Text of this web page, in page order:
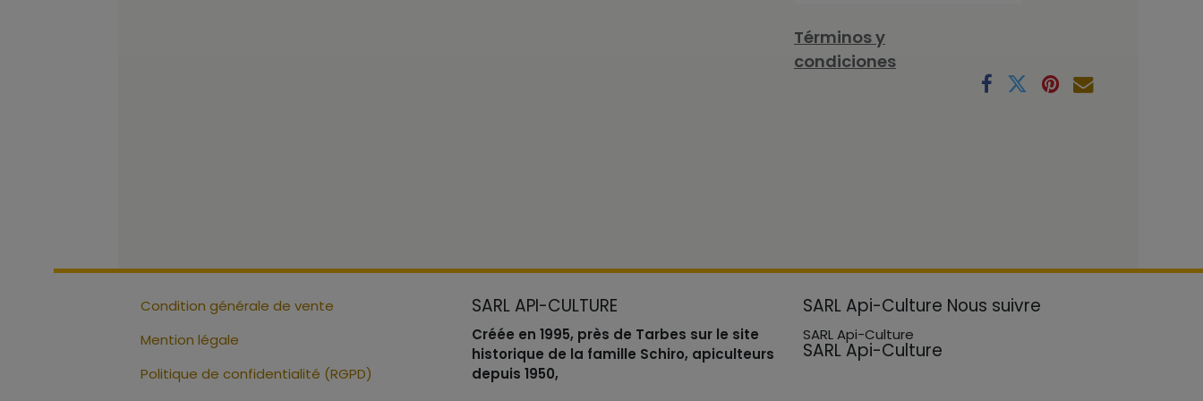
Términos y
condiciones
Condition générale de vente
Mention légale
Politique de confidentialité (RGPD)
SARL API-CULTURE
Créée en 1995, près de Tarbes sur le site
historique de la famille Schiro, apiculteurs
depuis 1950,
SARL Api-Culture Nous suivre
SARL Api-Culture
SARL Api-Culture